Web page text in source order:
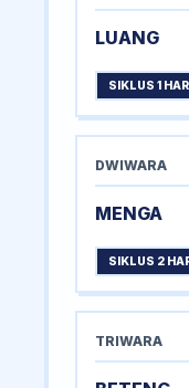
LUANG
SIKLUS 1 HARI
DWIWARA
MENGA
SIKLUS 2
TRIWARA